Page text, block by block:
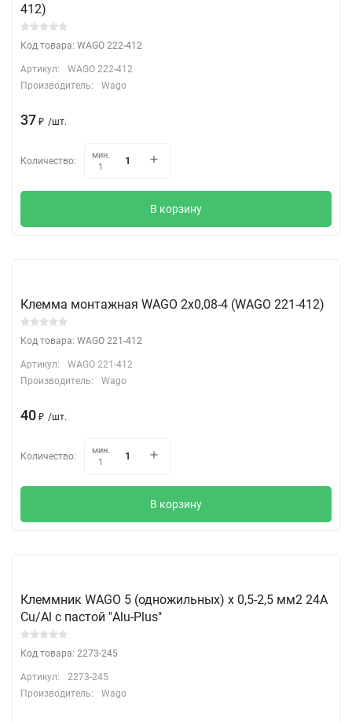
412)
Код товара: WAGO 222-412
Артикул:
WAGO 222-412
Производитель:
Wago
37 ₽ /шт.
Количество:
мин.
1
В корзину
Клемма монтажная WAGO 2х0,08-4 (WAGO 221-412)
Код товара: WAGO 221-412
Артикул:
WAGO 221-412
Производитель:
Wago
40 ₽ /шт.
Количество:
мин.
1
В корзину
Клеммник WAGO 5 (одножильных) х 0,5-2,5 мм2 24A
Cu/Al с пастой "Alu-Plus"
Код товара: 2273-245
Артикул:
2273-245
Производитель:
Wago